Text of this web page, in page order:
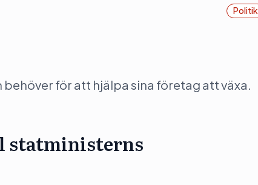
Politik
för att hjälpa sina företag att växa.
statministerns